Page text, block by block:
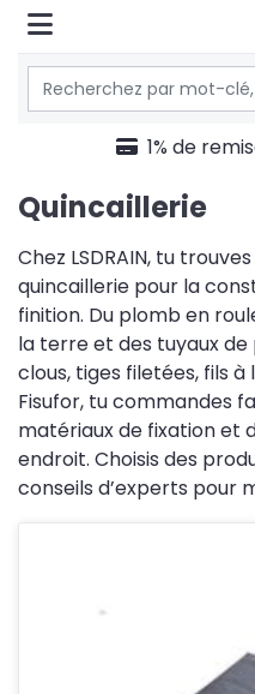
1% de
Quincaillerie
Chez LSDRAIN, tu
quincaillerie pour la
finition. Du plomb en
la terre et des tuyaux
clous, tiges filetées, fils
Fisufor, tu commandes
matériaux de fixation et
endroit. Choisis des
conseils d’experts pour